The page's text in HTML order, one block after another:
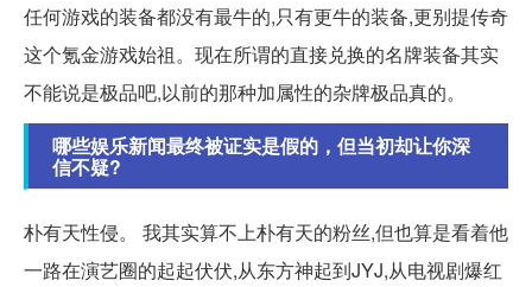
任何游戏的装备都没有最牛的,只有更牛的装备,更别提传奇
这个氪金游戏始祖。现在所谓的直接兑换的名牌装备其实
不能说是极品吧,以前的那种加属性的杂牌极品真的。
哪些娱乐新闻最终被证实是假的，但当初却让你深
信不疑?
朴有天性侵。 我其实算不上朴有天的粉丝,但也算是看着他
一路在演艺圈的起起伏伏,从东方神起到JYJ,从电视剧爆红